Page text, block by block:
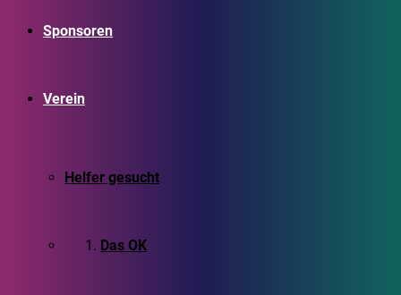
Sponsoren
Verein
Helfer gesucht
Das OK